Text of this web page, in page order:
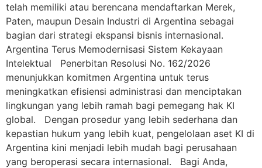
telah memiliki atau berencana mendaftarkan Merek,
Paten, maupun Desain Industri di Argentina sebagai
bagian dari strategi ekspansi bisnis internasional.
Argentina Terus Memodernisasi Sistem Kekayaan
Intelektual Penerbitan Resolusi No. 162/2026
menunjukkan komitmen Argentina untuk terus
meningkatkan efisiensi administrasi dan menciptakan
lingkungan yang lebih ramah bagi pemegang hak KI
global. Dengan prosedur yang lebih sederhana dan
kepastian hukum yang lebih kuat, pengelolaan aset KI di
Argentina kini menjadi lebih mudah bagi perusahaan
yang beroperasi secara internasional. Bagi Anda,